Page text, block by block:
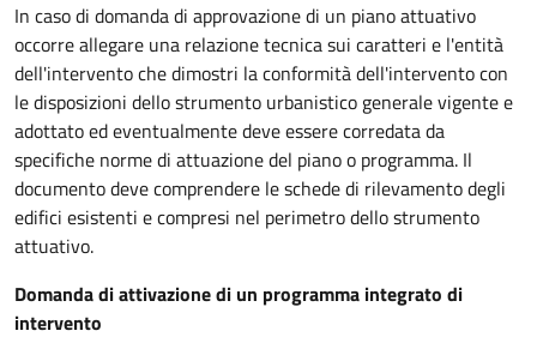
In caso di domanda di approvazione di un piano attuativo
occorre allegare una relazione tecnica sui caratteri e l'entità
dell'intervento che dimostri la conformità dell'intervento con
le disposizioni dello strumento urbanistico generale vigente e
adottato ed eventualmente deve essere corredata da
specifiche norme di attuazione del piano o programma. Il
documento deve comprendere le schede di rilevamento degli
edifici esistenti e compresi nel perimetro dello strumento
attuativo.
Domanda di attivazione di un programma integrato di
intervento